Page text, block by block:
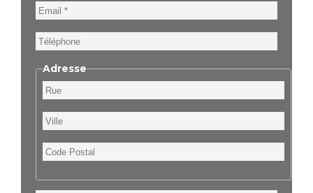
Email
Téléphone
Adresse
Rue
Ville
Code
Postal